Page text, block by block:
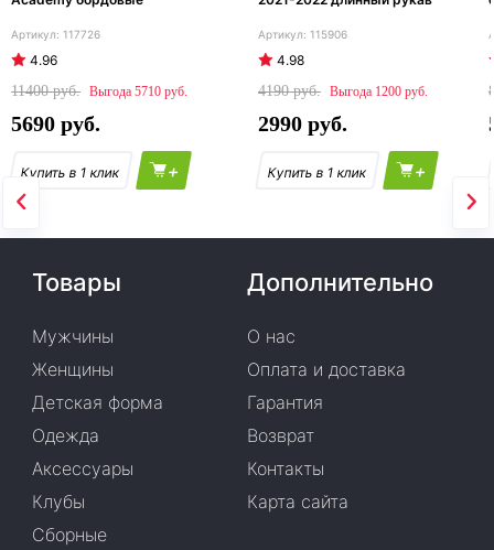
117726
4.96
11400
5710
5690
+
115906
4.98
4190
1200
2990
+
Товары
Мужчины
Женщины
Детская форма
Одежда
Аксессуары
Клубы
Сборные
Дополнительно
О нас
Оплата и доставка
Гарантия
Возврат
Контакты
Карта сайта